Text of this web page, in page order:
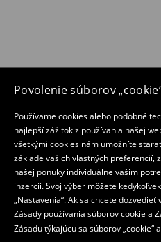
Povolenie súborov
Používame cookies alebo podobné
najlepší zážitok z používania našej
všetkými cookies nám umožníte
základe vašich vlastných preferencií,
našej ponuky individuálne vašim
inzercii. Svoj výber môžete
„Nastavenia“. Ak sa chcete
Zásady používania súborov cookie a
Zásadu týkajúcu sa súborov „cookie“a